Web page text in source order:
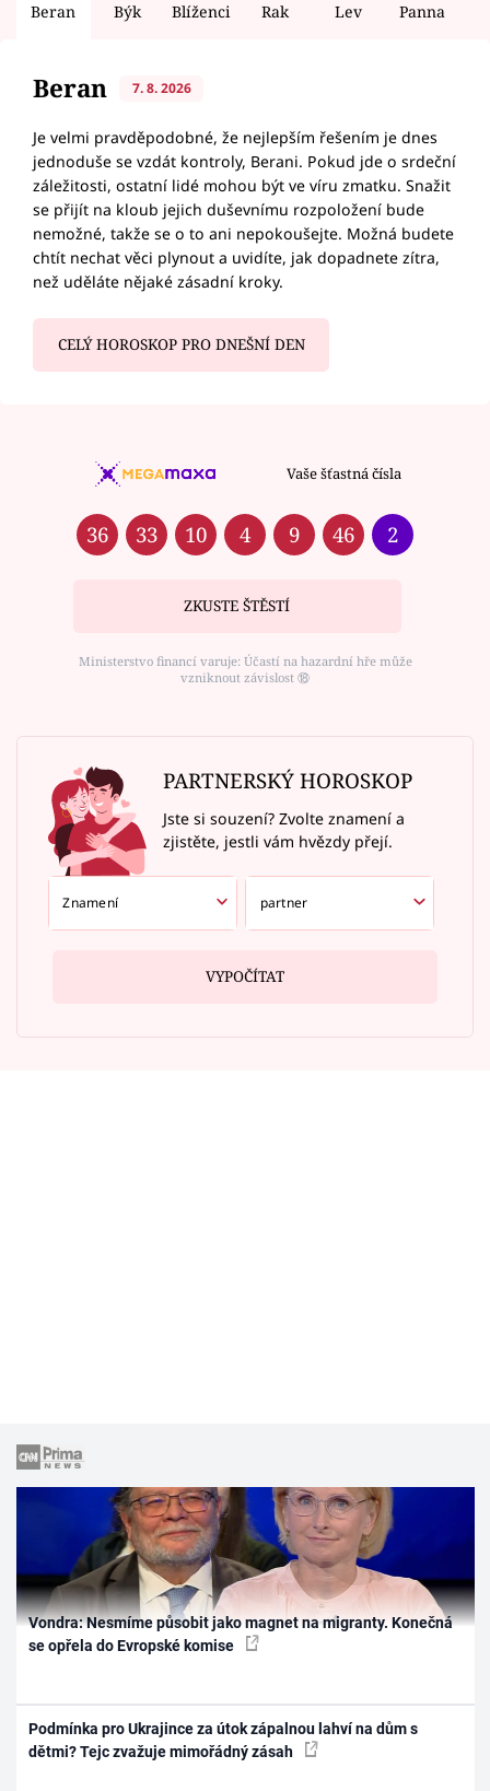
Beran Býk Blíženci Rak Lev Panna
Beran 7. 8. 2026
Je velmi pravděpodobné, že nejlepším řešením je dnes
jednoduše se vzdát kontroly, Berani. Pokud jde o srdeční
záležitosti, ostatní lidé mohou být ve víru zmatku. Snažit
se přijít na kloub jejich duševnímu rozpoložení bude
nemožné, takže se o to ani nepokoušejte. Možná budete
chtít nechat věci plynout a uvidíte, jak dopadnete zítra,
než uděláte nějaké zásadní kroky.
CELÝ HOROSKOP PRO DNEŠNÍ DEN
Vaše šťastná čísla
36 33 10 4 9 46 2
ZKUSTE ŠTĚSTÍ
Ministerstvo financí varuje: Účastí na hazardní hře může
vzniknout závislost ⑱
PARTNERSKÝ HOROSKOP
Jste si souzení? Zvolte znamení a
zjistěte, jestli vám hvězdy přejí.
VYPOČÍTAT
Vondra: Nesmíme působit jako magnet na migranty. Konečná
se opřela do Evropské komise
Podmínka pro Ukrajince za útok zápalnou lahví na dům s
dětmi? Tejc zvažuje mimořádný zásah